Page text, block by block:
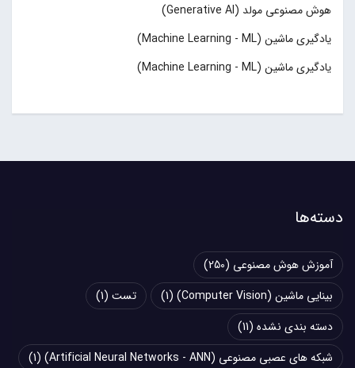
هوش مصنوعی مولد (Generative AI)
یادگیری ماشین (Machine Learning - ML)
یادگیری ماشین (Machine Learning - ML)
دسته‌ها
آموزش هوش مصنوعی (250)
بینایی ماشین (Computer Vision)
(1) تست (1)
دسته بندی نشده (11)
شبکه های عصبی مصنوعی (Artificial Neural Networks - ANN)
(1)